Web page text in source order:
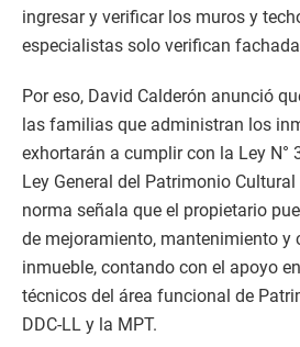
ingresar y verificar los muros y
especialistas solo verifican
Por eso, David Calderón anunció
las familias que administran los
exhortarán a cumplir con la Ley N°
Ley General del Patrimonio
norma señala que el propietario
de mejoramiento, mantenimiento y
inmueble, contando con el apoyo
técnicos del área funcional de
DDC-LL y la MPT.